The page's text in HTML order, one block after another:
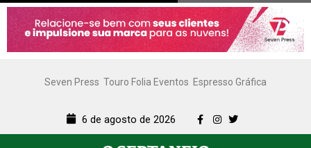
Seven Press Touro Folia Eventos Espresso Gráfica
6 de agosto de 2026